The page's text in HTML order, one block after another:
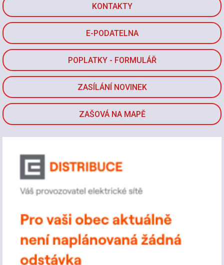
KONTAKTY
E-PODATELNA
POPLATKY - FORMULÁŘ
ZASÍLÁNÍ NOVINEK
ZAŠOVÁ NA MAPĚ